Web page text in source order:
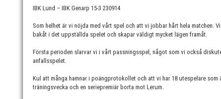
IBK Lund – IBK Genarp 15-3 230914
Som helhet är vi nöjda med vårt spel och att vi jobbar hårt hela matchen.
bakåt i det uppställda spelet och skapar väldigt mycket lägen framåt.
Första perioden slarvar vi i vårt passningsspel, något som vi också
anfallsspelet.
Kul att många hamnar i poängprotokollet och att vi har 18 utespelare som
träningsvecka och en seriepremiär borta mot Lerum.